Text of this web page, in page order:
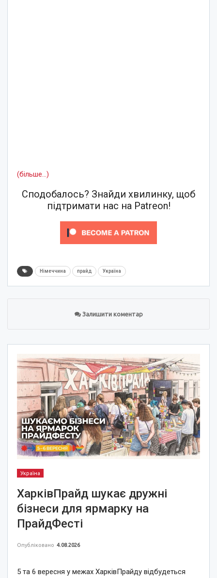
(більше…)
Сподобалось? Знайди хвилинку, щоб
підтримати нас на Patreon!
Німеччина прайд Україна
Залишити коментар
Україна
ХарківПрайд шукає дружні
бізнеси для ярмарку на
ПрайдФесті
Опубліковано 4.08.2026
5 та 6 вересня у межах ХарківПрайду відбудеться